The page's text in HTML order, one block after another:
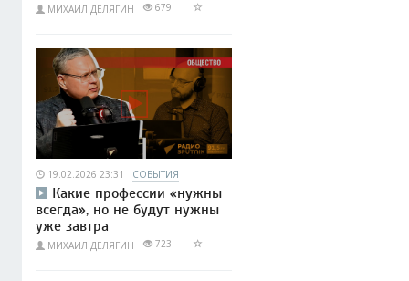
МИХАИЛ ДЕЛЯГИН 679
19.02.2026 23:31 СОБЫТИЯ
Какие профессии «нужны
всегда», но не будут нужны
уже завтра
МИХАИЛ ДЕЛЯГИН 723